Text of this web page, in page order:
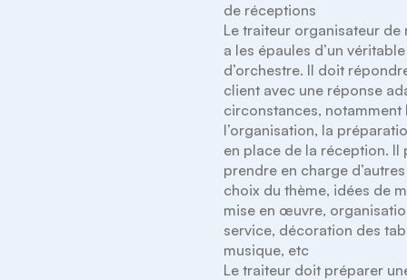
de réceptions
Le traiteur organisateur de
a les épaules d’un
d’orchestre. Il doit
client avec une réponse
circonstances, notamment
l’organisation, la
en place de la réception. Il
prendre en charge
choix du thème, idées de
mise en œuvre,
service, décoration des
musique, etc
Le traiteur doit préparer